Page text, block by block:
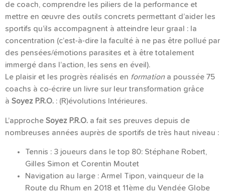
de coach, comprendre les piliers de la performance et
mettre en œuvre des outils concrets permettant d’aider les
sportifs qu’ils accompagnent à atteindre leur graal : la
concentration (c’est-à-dire la faculté à ne pas être pollué par
des pensées/émotions parasites et à être totalement
immergé dans l’action, les sens en éveil).
Le plaisir et les progrès réalisés en formationa poussée 75
coachs à co-écrire un livre sur leur transformation grâce
à Soyez P.R.O. : (R)évolutions Intérieures.
L’approche Soyez P.R.O. a fait ses preuves depuis de
nombreuses années auprès de sportifs de très haut niveau :
Tennis : 3 joueurs dans le top 80: Stéphane Robert,
Gilles Simon et Corentin Moutet
Navigation au large : Armel Tipon, vainqueur de la
Route du Rhum en 2018 et 11ème du Vendée Globe